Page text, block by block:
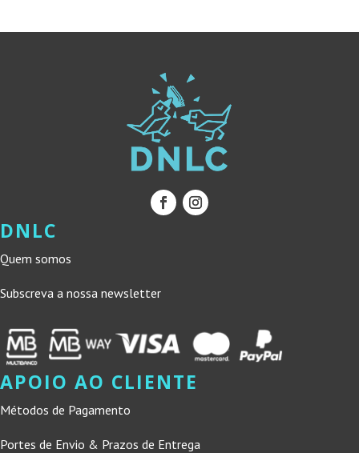
DNLC
Quem somos
Subscreva a nossa newsletter
APOIO AO CLIENTE
Métodos de Pagamento
Portes de Envio & Prazos de Entrega